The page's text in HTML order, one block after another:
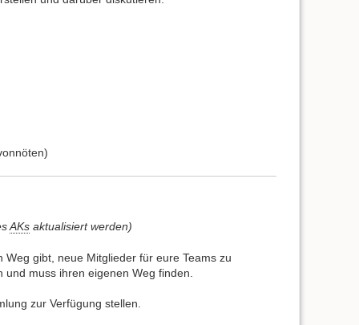
AKsaktualisiert werden)
gibt, neue Mitglieder für eure Teams zu
muss ihren eigenen Weg finden.
zur Verfügung stellen.